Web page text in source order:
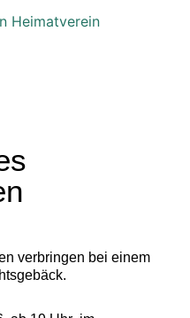
verbringen bei einem